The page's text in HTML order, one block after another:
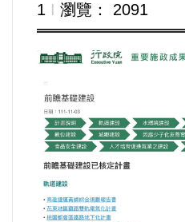
政治/政黨
農業/技術/肥飼料/農藥/產銷
食品/衛生/醫療/照護
運動/體育/休閒/育樂
兩岸/大陸
1 Ι 瀏覽： 2091